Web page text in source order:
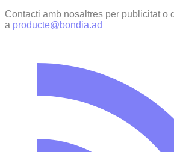
Contacti amb nosaltres per publicitat o
a producte@bondia.ad